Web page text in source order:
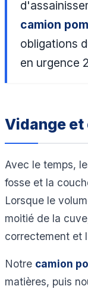
camion
obligations
en urgence
Vidange et
Avec le temps,
fosse et la
Lorsque le
moitié de la
correctement et
Notre camion
matières, puis